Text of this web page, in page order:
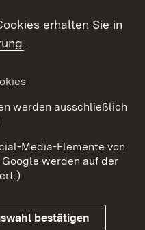
erhalten Sie in
.
werden ausschließlich
Media-Elemente von
werden auf der
bestätigen